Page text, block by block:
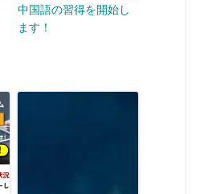
中国語の習得を開始し
ます！